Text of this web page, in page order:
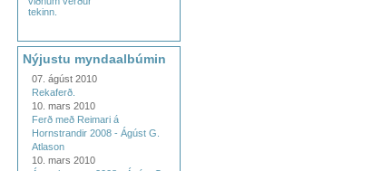
Nýjustu myndaalbúmin
07. ágúst 2010
Rekaferð.
10. mars 2010
Ferð með Reimari á
Hornstrandir 2008 - Ágúst G.
Atlason
10. mars 2010